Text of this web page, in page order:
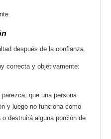
después de la confianza.
correcta y objetivamente:
que una persona
y luego no funciona como
destruirá alguna porción de